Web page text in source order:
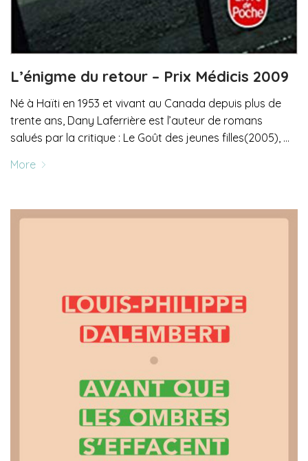
L’énigme du retour – Prix Médicis 2009
Né à Haïti en 1953 et vivant au Canada depuis plus de
trente ans, Dany Laferrière est l’auteur de romans
salués par la critique : Le Goût des jeunes filles(2005), …
More